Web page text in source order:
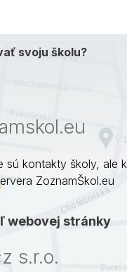
svoju školu?
sú kontakty školy, ale
ZoznamŠkol.eu
webovej stránky
s.r.o.